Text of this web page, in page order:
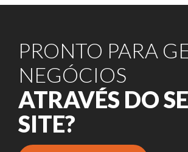
PRONTO PARA
NEGÓCIOS
ATRAVÉS DO
SITE?